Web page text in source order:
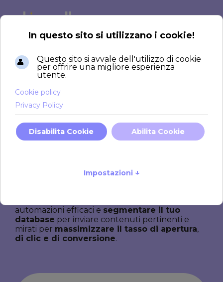
Email marketingsu
misura per costruire
relazioni solide e
generareconversioni
con il tuo pubblico, migliorare la fedeltà al brand
e aumentare le vendite.
automazioni efficaci e segmentare il tuo
database per inviare contenuti pertinenti e
mirati per massimizzare il tasso di apertura,
di clic e di conversione.